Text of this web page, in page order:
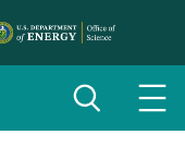
Alternar
búsqueda